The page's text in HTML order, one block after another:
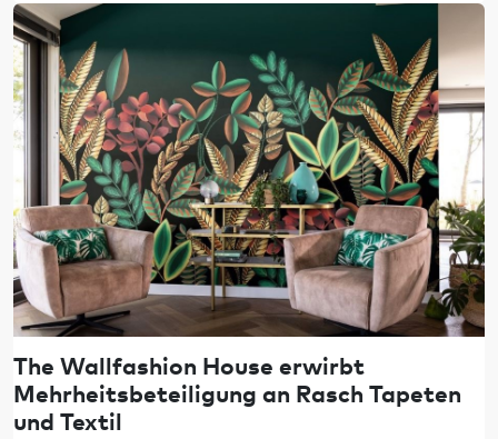
The Wallfashion House erwirbt
Mehrheitsbeteiligung an Rasch Tapeten
und Textil